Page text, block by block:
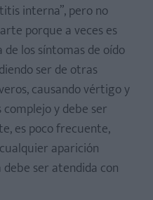
interna”, pero no
porque a veces es
los síntomas de oído
ser de otras
causando vértigo y
y debe ser
es poco frecuente,
aparición
ser atendida con